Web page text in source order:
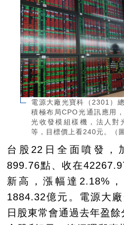
電源大廠光寶科（2301）
積極布局CPO光通訊應用
光收發模組樣機，法人對
等，目標價上看240元。（
台股22日全面噴發，
899.76點、收在
新高，漲幅達2.18%
1884.32億元。電源大
日股東常會通過去年盈